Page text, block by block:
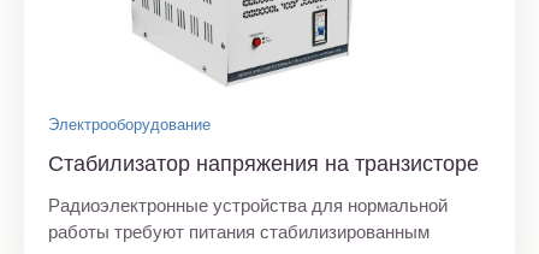
Электрооборудование
Стабилизатор напряжения на транзисторе
Радиоэлектронные устройства для нормальной
работы требуют питания стабилизированным